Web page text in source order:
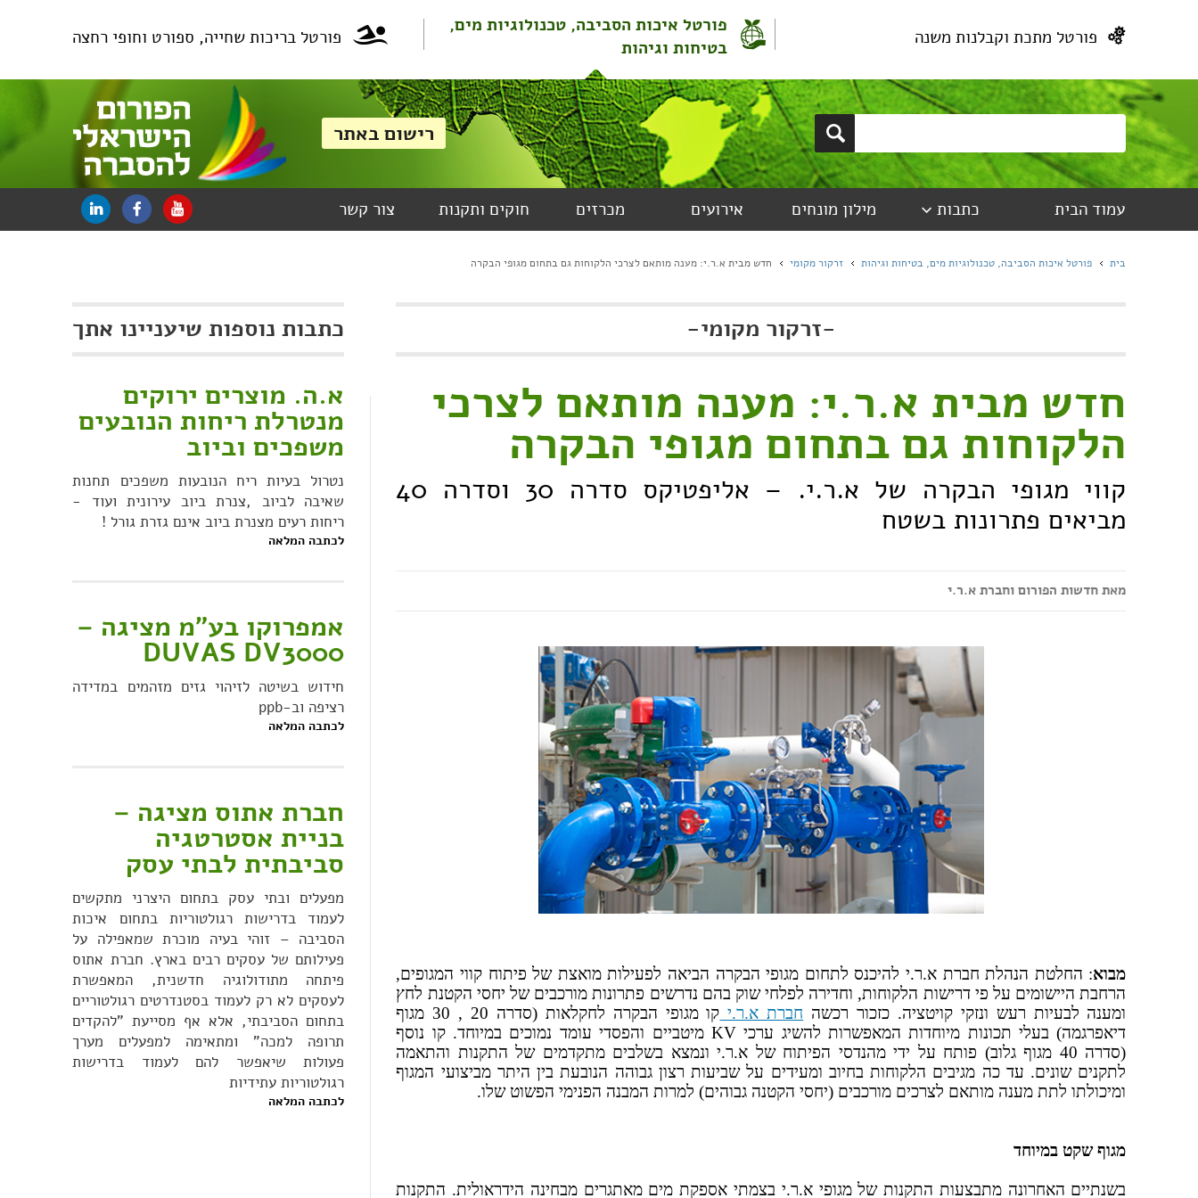
פורטל מתכת וקבלנות משנה
פורטל איכות הסביבה, טכנולוגיות מים,
בטיחות וגיהות
פורטל בריכות שחייה, ספורט וחופי רחצה
עמוד הבית כתבות מילון מונחים אירועים מכרזים חוקים ותקנות צור קשר
בית פורטל איכות הסביבה, טכנולוגיות מים, בטיחות וגיהות זרקור מקומי חדש מבית א.ר.י: מענה מותאם לצרכי הלקוחות גם בתחום מגופי הבקרה
-זרקור מקומי-
חדש מבית א.ר.י: מענה מותאם לצרכי
הלקוחות גם בתחום מגופי הבקרה
קווי מגופי הבקרה של א.ר.י. – אליפטיקס סדרה 30 וסדרה 40
מביאים פתרונות בשטח
מאת חדשות הפורום וחברת א.ר.י
מבוא: החלטת הנהלת חברת א.ר.י להיכנס לתחום מגופי הבקרה הביאה לפעילות מואצת של פיתוח קווי המגופים,
הרחבת היישומים על פי דרישות הלקוחות, וחדירה לפלחי שוק בהם נדרשים פתרונות מורכבים של יחסי הקטנת לחץ
ומענה לבעיות רעש ונזקי קויטציה. כזכור רכשה חברת א.ר.י
קו מגופי הבקרה לחקלאות (סדרה 20 , 30 מגוף
דיאפרגמה) בעלי תכונות מיוחדות המאפשרות להשיג ערכי KV מיטביים והפסדי עומד נמוכים במיוחד. קו נוסף
(סדרה 40 מגוף גלוב) פותח על ידי מהנדסי הפיתוח של א.ר.י ונמצא בשלבים מתקדמים של התקנות והתאמה
לתקנים שונים. עד כה מגיבים הלקוחות בחיוב ומעידים על שביעות רצון גבוהה הנובעת בין היתר מביצועי המגוף
ומיכולתו לתת מענה מותאם לצרכים מורכבים (יחסי הקטנה גבוהים) למרות המבנה הפנימי הפשוט שלו.
מגוף שקט במיוחד
בשנתיים האחרונה מתבצעות התקנות של מגופי א.ר.י בצמתי אספקת מים מאתגרים מבחינה הידראולית. התקנות
כתבות נוספות שיעניינו אתך
א.ה. מוצרים ירוקים
מנטרלת ריחות הנובעים
משפכים וביוב
נטרול בעיות ריח הנובעות משפכים תחנות
שאיבה לביוב ,צנרת ביוב עירונית ועוד -
ריחות רעים מצנרת ביוב אינם גזרת גורל !
לכתבה המלאה
אמפרוקו בע"מ מציגה –
DUVAS DV3000
חידוש בשיטה לזיהוי גזים מזהמים במדידה
רציפה וב-ppb
לכתבה המלאה
חברת אתוס מציגה –
בניית אסטרטגיה
סביבתית לבתי עסק
מפעלים ובתי עסק בתחום היצרני מתקשים
לעמוד בדרישות רגולטוריות בתחום איכות
הסביבה – זוהי בעיה מוכרת שמאפילה על
פעילותם של עסקים רבים בארץ. חברת אתוס
פיתחה מתודולוגיה חדשנית, המאפשרת
לעסקים לא רק לעמוד בסטנדרטים רגולטוריים
בתחום הסביבתי, אלא אף מסייעת "להקדים
תרופה למכה" ומתאימה למפעלים מערך
פעולות שיאפשר להם לעמוד בדרישות
רגולטוריות עתידיות
לכתבה המלאה